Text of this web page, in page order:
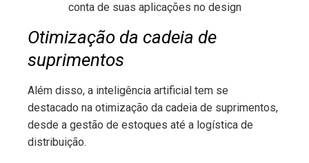
conta de suas aplicações no design
Otimização da cadeia de
suprimentos
Além disso, a inteligência artificial tem se
destacado na otimização da cadeia de suprimentos,
desde a gestão de estoques até a logística de
distribuição.